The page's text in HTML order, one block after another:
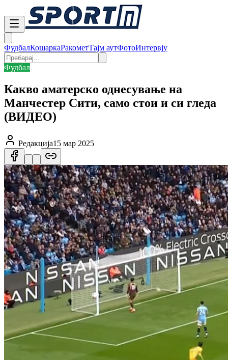
ФудбалКошаркаРакометТајм аутФотоИнтервју
Фудбал
Какво аматерско однесување на
Манчестер Сити, само стои и си гледа
(ВИДЕО)
Редакција15 мар 2025